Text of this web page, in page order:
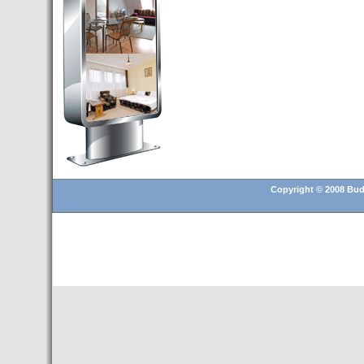
Budapest’.
- Hoteles en BUDAPEST:
Resultados octubre de 2016,
subida del 15% ocupación y
del 25,6% en el RevPar
- Nuevo Hotel en Budapest
bajo la marca Exe Hotusa
- Transfer Aeropuerto de
BUDAPEST
Copyright © 2008